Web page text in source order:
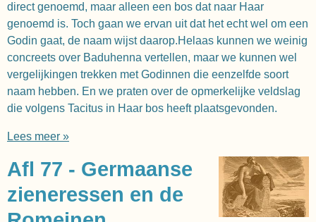
direct genoemd, maar alleen een bos dat naar Haar
genoemd is. Toch gaan we ervan uit dat het echt wel om een
Godin gaat, de naam wijst daarop.Helaas kunnen we weinig
concreets over Baduhenna vertellen, maar we kunnen wel
vergelijkingen trekken met Godinnen die eenzelfde soort
naam hebben. En we praten over de opmerkelijke veldslag
die volgens Tacitus in Haar bos heeft plaatsgevonden.
Lees meer »
Afl 77 - Germaanse
zieneressen en de